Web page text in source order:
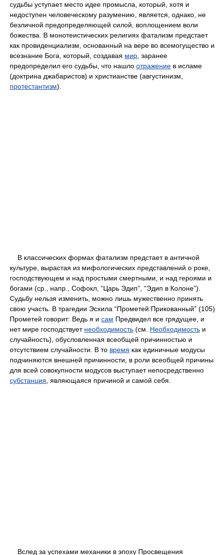
судьбы уступает место идее промысла, который, хотя и
недоступен человеческому разумению, является, однако, не
безличной предопределяющей силой, воплощением воли
божества. В монотеистических религиях фатализм предстает
как провиденциализм, основанный на вере во всемогущество и
всезнание Бога, который, создавая мир , заранее
предопределил его судьбы, что нашло отражение в исламе
(доктрина джабаристов) и христианстве (августинизм,
протестантизм).
В классических формах фатализм предстает в античной
культуре, вырастая из мифологических представлений о роке,
господствующем и над простыми смертными, и над героями и
богами (ср., напр., Софокл, “Царь Эдип”, “Эдип в Колоне”).
Судьбу нельзя изменить, можно лишь мужественно принять
свою участь. В трагедии Эсхила “Прометей Прикованный” (105)
Прометей говорит: Ведь я и сам Предвидел все грядущее, и
нет мире господствует необходимость (см. Необходимость и
случайность), обусловленная всеобщей причинностью и
отсутствием случайности. В то время как единичные модусы
подчиняются внешней причинности, в роли всеобщей причины
для всей совокупности модусов выступает непосредственно
субстанция , являющаяся причиной и самой себя.
Вслед за успехами механики в эпоху Просвещения